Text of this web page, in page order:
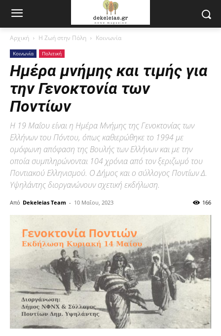
Αρχική Η Ζωή στην Πόλη Κοινωνία
Κοινωνία Πολιτική
Ημέρα μνήμης και τιμής για
την Γενοκτονία των
Ποντίων
Η 19 Μαΐου είναι η Ημέρα Μνήμης της Γενοκτονίας των
Ελλήνων του Πόντου, όπως καθιερώθηκε το 1994 με
ομόφωνη απόφαση της Βουλής των Ελλήνων και με την
οποία συμπληρώνονται 104 χρόνια από τον ξεριζωμό του
Ποντιακού Ελληνισμού. Ο Δήμος και ο σύλλογος Ποντίων Δ.
Υψηλάντης διοργανώνουν σχετική εκδήλωση.
Από Dekeleias Team - 10 Μαΐου, 2023 166